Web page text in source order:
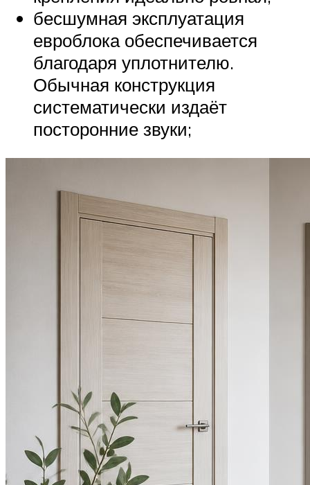
бесшумная эксплуатация
евроблока обеспечивается
благодаря уплотнителю.
Обычная конструкция
систематически издаёт
посторонние звуки;